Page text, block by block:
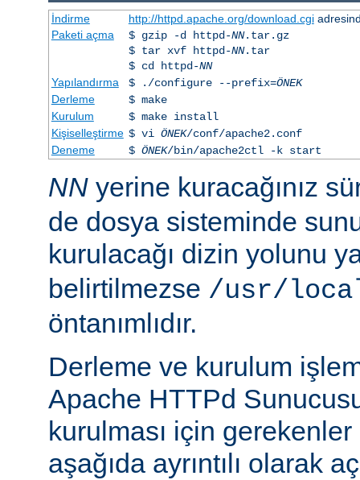
İndirme http://httpd.apache.org/download.cgi
Paketi açma
$ gzip -d httpd-NN.tar.gz
$ tar xvf httpd-NN.tar
$ cd httpd-NN
Yapılandırma
$ ./configure --prefix=ÖNEK
Derleme
$ make
Kurulum
$ make install
Kişiselleştirme $ vi ÖNEK/conf/apache2.conf
Deneme
$ ÖNEK/bin/apache2ctl -k start
NN yerine kuracağınız
de dosya sisteminde
kurulacağı dizin yolunu
belirtilmezse /usr/
öntanımlıdır.
Derleme ve kurulum
Apache HTTPd
kurulması için
aşağıda ayrıntılı olarak